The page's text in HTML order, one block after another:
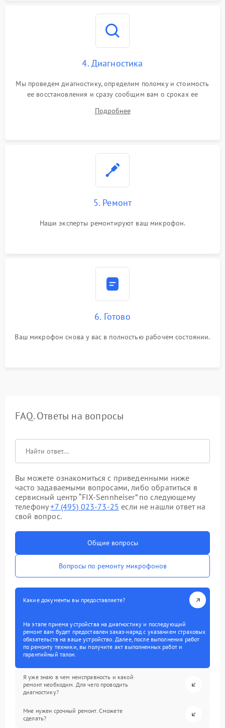
4. Диагностика
Мы проведем диагностику, определим поломку и стоимость
ее восстановления и сразу сообщим вам о сроках ее
Подробнее
5. Ремонт
Наши эксперты ремонтируют ваш микрофон.
6. Готово
Ваш микрофон снова у вас в полностью рабочем состоянии.
FAQ. Ответы на вопросы
Вы можете ознакомиться с приведенными ниже
часто задаваемыми вопросами, либо обратиться в
сервисный центр “FIX-Sennheiser” по следующему
телефону+7 (495) 023-73-25 если не нашли ответ на
свой вопрос.
Общие вопросы
Вопросы по ремонту микрофонов
Какие документы вы предоставляете?
На этапе приема устройства на диагностику и последующий
ремонт вам будет предоставлен заказ-наряд с указанием страховых
обязательств на ваше устройство. Далее, после выполнения работ
по ремонту техники, вы получите акт выполненных работ и
гарантийный талон.
Я уже знаю в чем неисправность и какой
ремонт необходим. Для чего проводить
диагностику?
Мне нужен срочный ремонт. Сможете
сделать?